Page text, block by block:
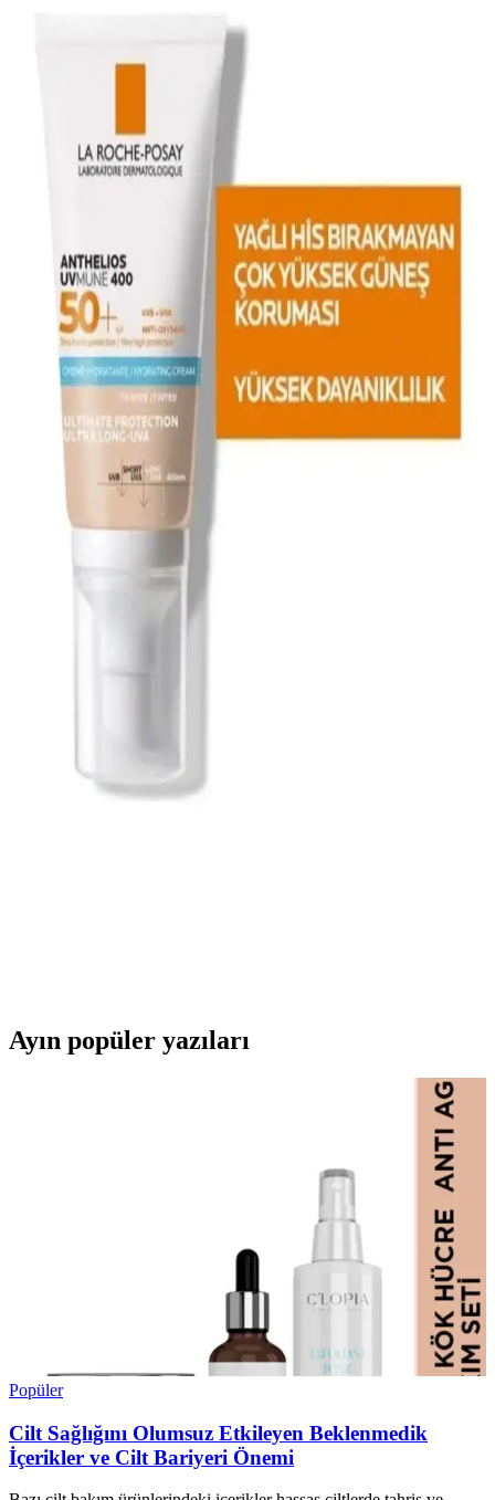
Yüksek SPF'li güneş kremleri, UV ışınlarına karşı cildi korur. Doğru
kullanım ve ürün seçimiyle güneş kaynaklı cilt hasarlarını
Yöntemleri Hakkında Kapsamlı Rehber
SPF 50 ve üzeri güneş kremleri, cilt sağlığını korumada önemli rol
Göz Çevresi Gençleştirici Güneş Kremleri: Cilt
Koruma ve Yaşlanma Karşıtı Özellikler
Göz çevresi gençleştirici güneş kremleri, güneşin zararlı etkilerine
karşı koruma sağlarken yaşlanma belirtilerini azaltmaya yardımcı
olur. Hafif formülleriyle günlük kullanıma uygundur.
Alerji Yapmayan Güvenli Güneş Kremleri: Cilt
Sağlığını Koruyan Seçenekler ve Tavsiyeler
Hassas ciltler için uygun, alerji riskini azaltan güneş kremleri ve
seçim kriterleri hakkında bilgiler. Doğru ürünlerle cilt sağlığınızı
koruyun ve güneşin zararlarından güvende kalın.
Güneş Kremi ve Leke Azaltıcı Özellikler: Cilt
Sağlığını Koruyan Yeni Yaklaşımlar
kullanım ve ürün seçimiyle cilt sağlığı desteklenir.
Güneş koruyucu kremler, UV ışınlarına karşı cildi koruyarak
Ayın popüler yazıları
Popüler
Cilt Sağlığını Olumsuz Etkileyen Beklenmedik
İçerikler ve Cilt Bariyeri Önemi